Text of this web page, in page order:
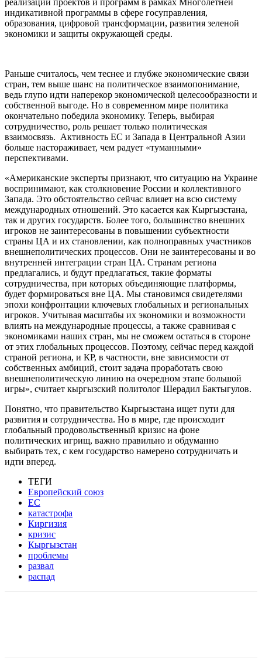
реализации проектов и программ в рамках Многолетней
индикативной программы в сфере госуправления,
образования, цифровой трансформации, развития зеленой
экономики и защиты окружающей среды.
Раньше считалось, чем теснее и глубже экономические связи
стран, тем выше шанс на политическое взаимопонимание,
ведь глупо идти наперекор экономической целесообразности и
собственной выгоде. Но в современном мире политика
окончательно победила экономику. Теперь, выбирая
сотрудничество, роль решает только политическая
взаимосвязь. Активность ЕС и Запада в Центральной Азии
больше настораживает, чем радует «туманными»
перспективами.
«Американские эксперты признают, что ситуацию на Украине
воспринимают, как столкновение России и коллективного
Запада. Это обстоятельство сейчас влияет на всю систему
международных отношений. Это касается как Кыргызстана,
так и других государств. Более того, большинство внешних
игроков не заинтересованы в повышении субъектности
страны ЦА и их становлении, как полноправных участников
внешнеполитических процессов. Они не заинтересованы и во
внутренней интеграции стран ЦА. Странам региона
предлагались, и будут предлагаться, такие форматы
сотрудничества, при которых объединяющие платформы,
будет формироваться вне ЦА. Мы становимся свидетелями
эпохи конфронтации ключевых глобальных и региональных
игроков. Учитывая масштабы их экономики и возможности
влиять на международные процессы, а также сравнивая с
экономиками наших стран, мы не сможем остаться в стороне
от этих глобальных процессов. Поэтому, сейчас перед каждой
страной региона, и КР, в частности, вне зависимости от
собственных амбиций, стоит задача проработать свою
внешнеполитическую линию на очередном этапе большой
игры», считает кыргызский политолог Шерадил Бактыгулов.
Понятно, что правительство Кыргызстана ищет пути для
развития и сотрудничества. Но в мире, где происходит
глобальный продовольственный кризис на фоне
политических игрищ, важно правильно и обдуманно
выбирать тех, с кем государство намерено сотрудничать и
идти вперед.
ТЕГИ
Европейский союз
ЕС
катастрофа
Киргизия
кризис
Кыргызстан
проблемы
развал
распад